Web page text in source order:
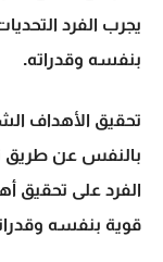
يجرب الفرد
بنفسه وقدراته.
تحقيق الأهداف
بالنفس عن طريق
الفرد على تحقيق
قوية بنفسه